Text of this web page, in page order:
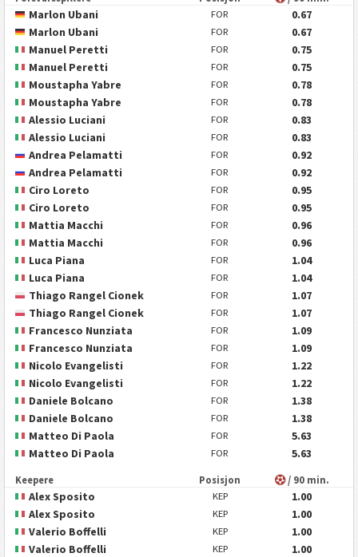
Marlon Ubani FOR
0.67
Marlon Ubani
FOR
0.67
Manuel Peretti
FOR
0.75
Manuel Peretti
FOR
0.75
Moustapha Yabre
FOR
0.78
Moustapha Yabre
FOR
0.78
Alessio Luciani
FOR
0.83
Alessio Luciani
FOR
0.83
Andrea Pelamatti
FOR
0.92
Andrea Pelamatti
FOR
0.92
Ciro Loreto
FOR
0.95
Ciro Loreto
FOR
0.95
Mattia Macchi
FOR
0.96
Mattia Macchi
FOR
0.96
Luca Piana
FOR
1.04
Luca Piana
FOR
1.04
Thiago Rangel Cionek
FOR
1.07
Thiago Rangel Cionek
FOR
1.07
Francesco Nunziata
FOR
1.09
Francesco Nunziata
FOR
1.09
Nicolo Evangelisti
FOR
1.22
Nicolo Evangelisti
FOR
1.22
Daniele Bolcano
FOR
1.38
Daniele Bolcano
FOR
1.38
Matteo Di Paola
FOR
5.63
Matteo Di Paola
FOR 5.63
Keepere Posisjon / 90 min.
Alex Sposito KEP
1.00
Alex Sposito
KEP
1.00
Valerio Boffelli
KEP
1.00
Valerio Boffelli
KEP 1.00